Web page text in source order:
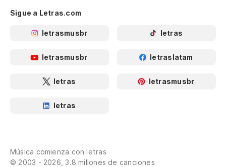
Sigue a Letras.com
letrasmusbr letras
letrasmusbr letraslatam
letras letrasmusbr
letras
Música comienza con letras
© 2003 - 2026, 3.8 millones de canciones